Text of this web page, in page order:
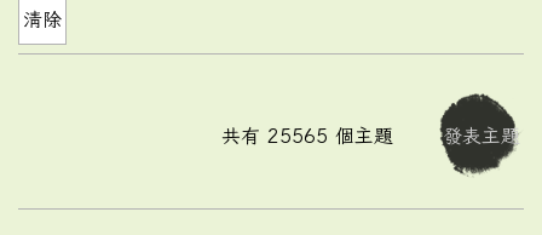
清除
共有 25565 個主題 發表主題